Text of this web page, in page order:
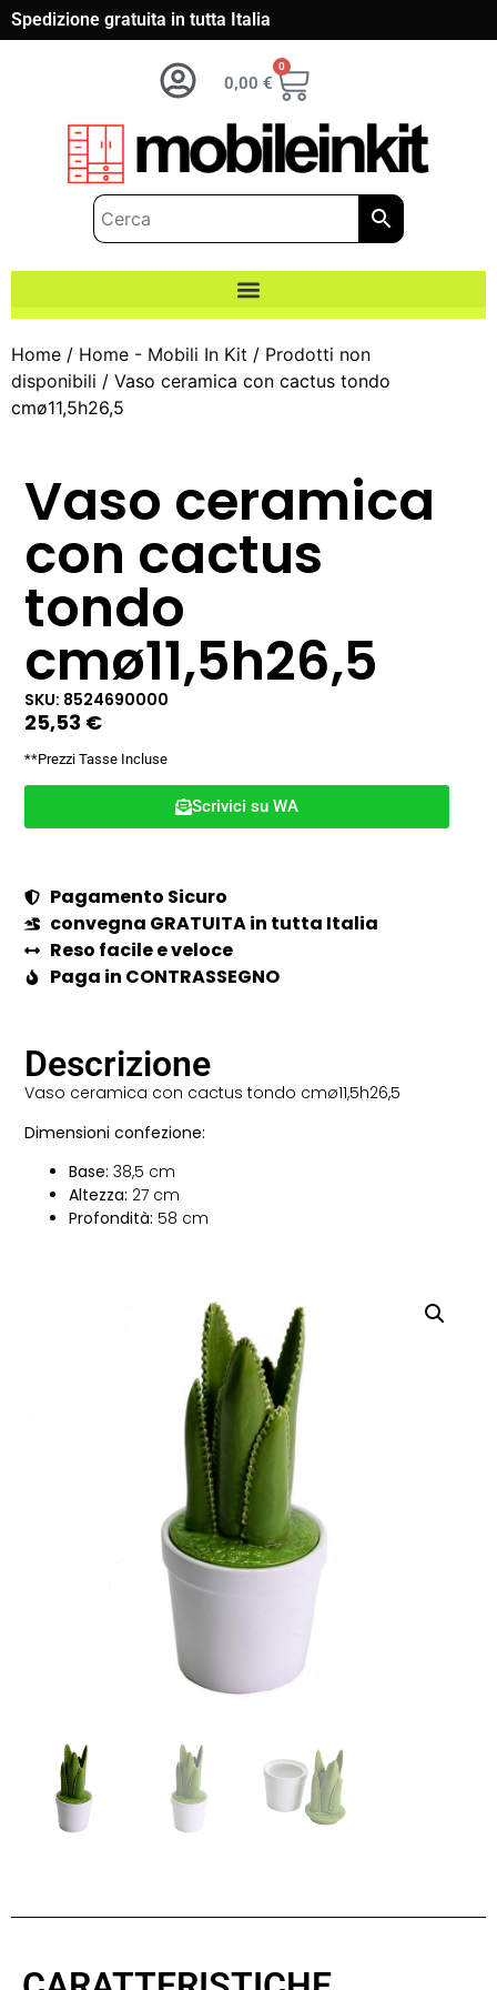
Spedizione gratuita in tutta Italia
0,00 €
0
Home / Home - Mobili In Kit / Prodotti non
disponibili / Vaso ceramica con cactus tondo
cmø11,5h26,5
Vaso ceramica
con cactus
tondo
cmø11,5h26,5
SKU: 8524690000
25,53 €
**Prezzi Tasse Incluse
Scrivici su WA
Pagamento Sicuro
convegna GRATUITA in tutta Italia
Reso facile e veloce
Paga in CONTRASSEGNO
Descrizione
Vaso ceramica con cactus tondo cmø11,5h26,5
Dimensioni confezione:
Base: 38,5 cm
Altezza: 27 cm
Profondità: 58 cm